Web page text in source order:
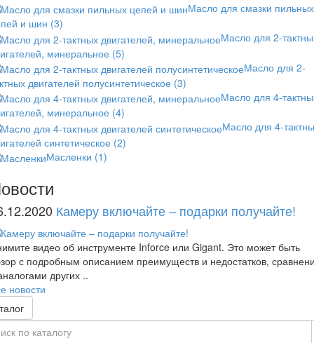
Масло для смазки пильных
и шин (3)
Масло для 2-
минеральное (5)
Масло для 2-
двигателей полусинтетическое (3)
Масло для 4-
минеральное (4)
Масло для 4-
синтетическое (2)
Масленки (1)
Камеру включайте – подарки получайте!
видео об инструменте Inforce или Gigant. Это может быть
с подробным описанием преимуществ и недостатков,
других ..
новости